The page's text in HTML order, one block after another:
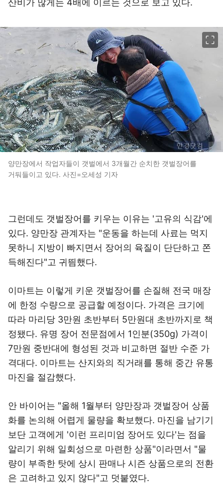
산비가 많게는 4배에 이르는 것으로 보고 있다.
양만장에서 작업자들이 갯벌에서 3개월간 순치한 갯벌장어를
거둬들이고 있다. 사진=오세성 기자
그런데도 갯벌장어를 키우는 이유는 '고유의 식감'에
있다. 양만장 관계자는 "운동을 하는데 사료는 먹지
못하니 지방이 빠지면서 장어의 육질이 단단하고 쫀
득해진다"고 귀띔했다.
이마트는 이렇게 키운 갯벌장어를 손질해 전국 매장
에 한정 수량으로 공급할 예정이다. 가격은 크기에
따라 마리당 3만원 초반부터 5만원대 초반까지로 책
정됐다. 유명 장어 전문점에서 1인분(350g) 가격이
7만원 중반대에 형성된 것과 비교하면 절반 수준 가
격대다. 이마트는 산지와의 직거래를 통해 중간 유통
마진을 절감했다.
안 바이어는 "올해 1월부터 양만장과 갯벌장어 상품
화를 논의해 어렵게 물량을 확보했다. 마진을 남기기
보단 고객에게 '이런 프리미엄 장어도 있다'는 점을
알리기 위해 일회성으로 마련한 상품"이라면서 "물
량이 부족한 탓에 상시 판매나 시즌 상품으로의 전환
은 고려하고 있지 않다"고 덧붙였다.